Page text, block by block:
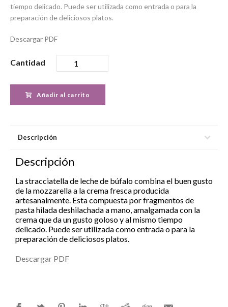
tiempo delicado. Puede ser utilizada como entrada o para la
preparación de deliciosos platos.
Descargar PDF
Cantidad
Añadir al carrito
Descripción
Descripción
La stracciatella de leche de búfalo combina el buen gusto
de la mozzarella a la crema fresca producida
artesanalmente. Esta compuesta por fragmentos de
pasta hilada deshilachada a mano, amalgamada con la
crema que da un gusto goloso y al mismo tiempo
delicado. Puede ser utilizada como entrada o para la
preparación de deliciosos platos.
Descargar PDF